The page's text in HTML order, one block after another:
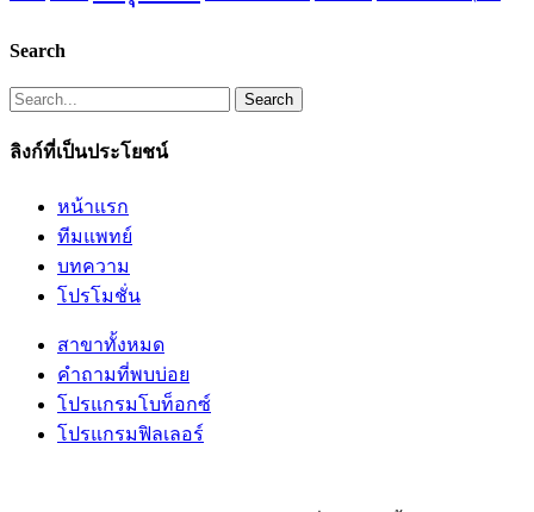
Search
Search
ลิงก์ที่เป็นประโยชน์
หน้าแรก
ทีมแพทย์
บทความ
โปรโมชั่น
สาขาทั้งหมด
คำถามที่พบบ่อย
โปรแกรมโบท็อกซ์
โปรแกรมฟิลเลอร์